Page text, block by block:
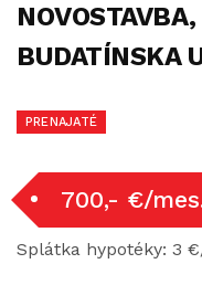
BUDATÍNSKA
PRENAJATÉ
700,- €/
Splátka hypotéky: 3